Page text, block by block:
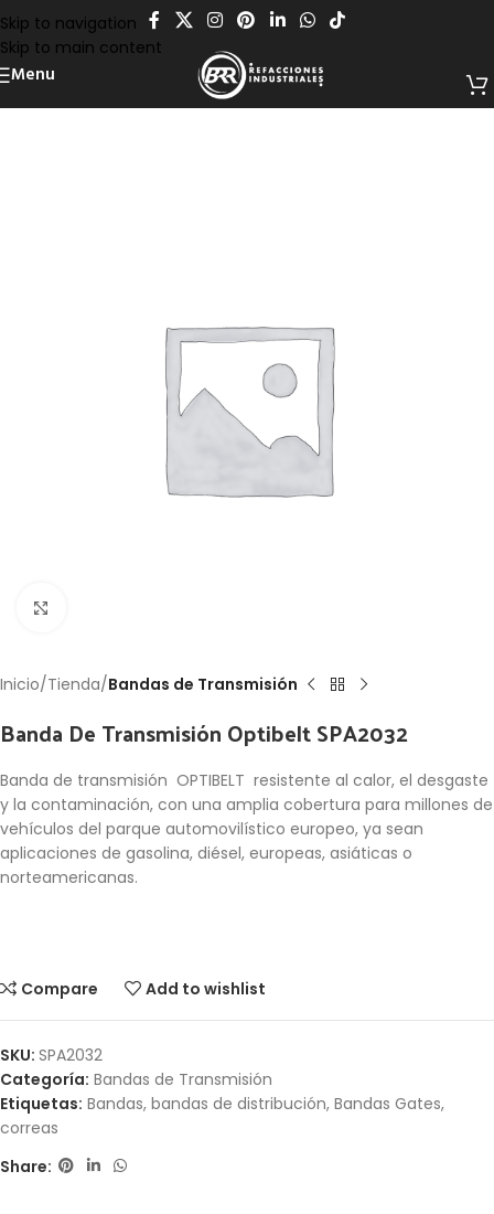
Skip to navigation
Skip to main content
Menu
Inicio Tienda Bandas de Transmisión
Banda De Transmisión Optibelt SPA2032
Banda de transmisión OPTIBELT resistente al calor, el desgaste
y la contaminación, con una amplia cobertura para millones de
vehículos del parque automovilístico europeo, ya sean
aplicaciones de gasolina, diésel, europeas, asiáticas o
norteamericanas.
Compare Add to wishlist
SKU: SPA2032
Categoría: Bandas de Transmisión
Etiquetas: Bandas, bandas de distribución, Bandas Gates,
correas
Share: